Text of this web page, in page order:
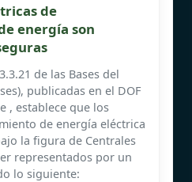
de
energía son
de las Bases del
publicadas en el DOF
, establece que los
de energía eléctrica
la figura de Centrales
representados por un
lo siguiente: